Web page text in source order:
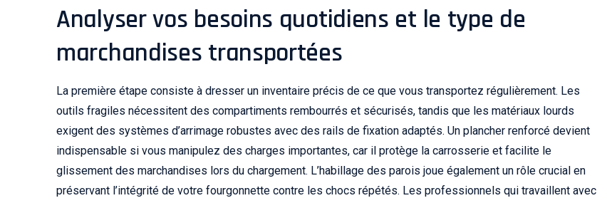
Analyser vos besoins quotidiens et le type de
marchandises transportées
La première étape consiste à dresser un inventaire précis de ce que vous transportez régulièrement. Les
outils fragiles nécessitent des compartiments rembourrés et sécurisés, tandis que les matériaux lourds
exigent des systèmes d’arrimage robustes avec des rails de fixation adaptés. Un plancher renforcé devient
indispensable si vous manipulez des charges importantes, car il protège la carrosserie et facilite le
glissement des marchandises lors du chargement. L’habillage des parois joue également un rôle crucial en
préservant l’intégrité de votre fourgonnette contre les chocs répétés. Les professionnels qui travaillent avec